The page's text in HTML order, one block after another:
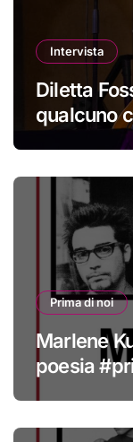
Intervista
Diletta
qualcuno
Prima di noi
Marlene
poesia